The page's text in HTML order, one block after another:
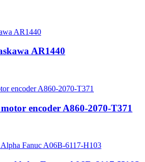
AR1440
encoder A860-2070-T371